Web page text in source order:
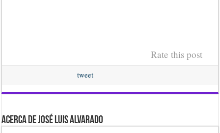
Rate this post
tweet
Acerca de José Luis Alvarado